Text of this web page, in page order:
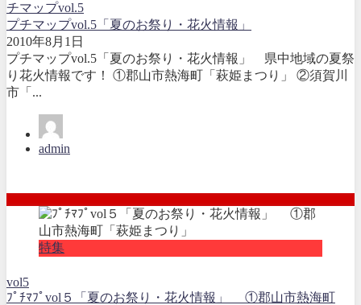
チマップvol.5
プチマップvol.5「夏のお祭り・花火情報」
2010年8月1日
プチマップvol.5「夏のお祭り・花火情報」 県中地域の夏祭
り花火情報です！ ①郡山市熱海町「萩姫まつり」 ②須賀川
市「...
admin
特集
vol5
ﾌﾟﾁﾏﾌﾟvol５「夏のお祭り・花火情報」 ①郡山市熱海町